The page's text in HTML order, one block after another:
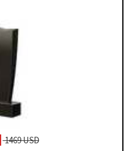
1469 USD